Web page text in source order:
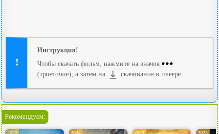
Инструкция!
Чтобы скачать фильм, нажмите на значок
(троеточие), а затем на
скачивание в плеере.
Рекомендуем:
2022 2024 2023 2023